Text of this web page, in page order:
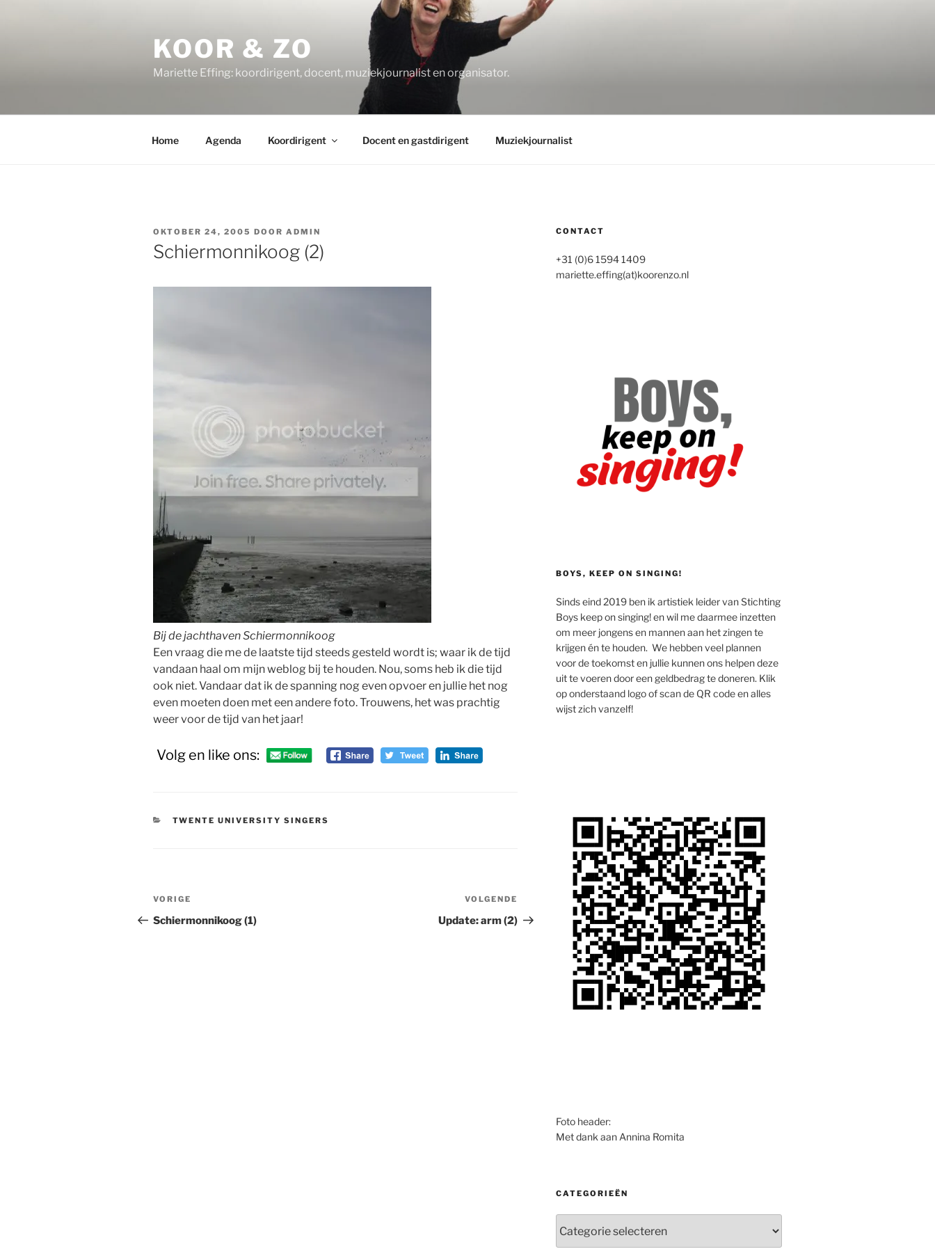
KOOR & ZO
Mariette Effing: koordirigent, docent, muziekjournalist en organisator.
Home Agenda Koordirigent Docent en gastdirigent Muziekjournalist
GEPLAATST
OP
OKTOBER 24, 2005 DOOR ADMIN
Schiermonnikoog (2)
Bij de jachthaven Schiermonnikoog
Een vraag die me de laatste tijd steeds gesteld wordt is; waar ik de tijd
vandaan haal om mijn weblog bij te houden. Nou, soms heb ik die tijd
ook niet. Vandaar dat ik de spanning nog even opvoer en jullie het nog
even moeten doen met een andere foto. Trouwens, het was prachtig
weer voor de tijd van het jaar!
Volg en like ons:
CATEGORIEËN
TWENTE UNIVERSITY SINGERS
Bericht
navigatie
Vorig
bericht
VORIGE
Schiermonnikoog (1)
bericht
VOLGENDE
Update: arm (2)
CONTACT
+31 (0)6 1594 1409
mariette.effing(at)koorenzo.nl
BOYS, KEEP ON SINGING!
Sinds eind 2019 ben ik artistiek leider van Stichting
Boys keep on singing! en wil me daarmee inzetten
om meer jongens en mannen aan het zingen te
krijgen én te houden. We hebben veel plannen
voor de toekomst en jullie kunnen ons helpen deze
uit te voeren door een geldbedrag te doneren. Klik
op onderstaand logo of scan de QR code en alles
wijst zich vanzelf!
Foto header:
Met dank aan Annina Romita
CATEGORIEËN